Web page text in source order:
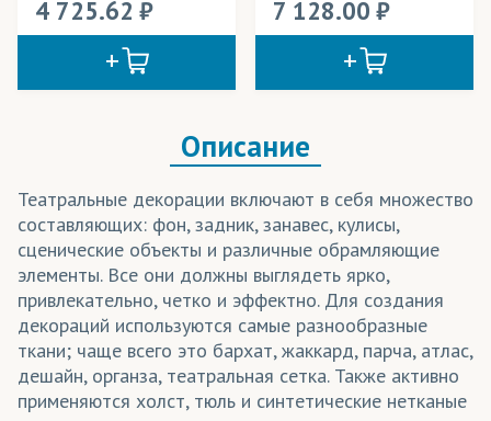
4 725.62 7 128.00
Описание
Театральные декорации включают в себя множество
составляющих: фон, задник, занавес, кулисы,
сценические объекты и различные обрамляющие
элементы. Все они должны выглядеть ярко,
привлекательно, четко и эффектно. Для создания
декораций используются самые разнообразные
ткани; чаще всего это бархат, жаккард, парча, атлас,
дешайн, органза, театральная сетка. Также активно
применяются холст, тюль и синтетические нетканые